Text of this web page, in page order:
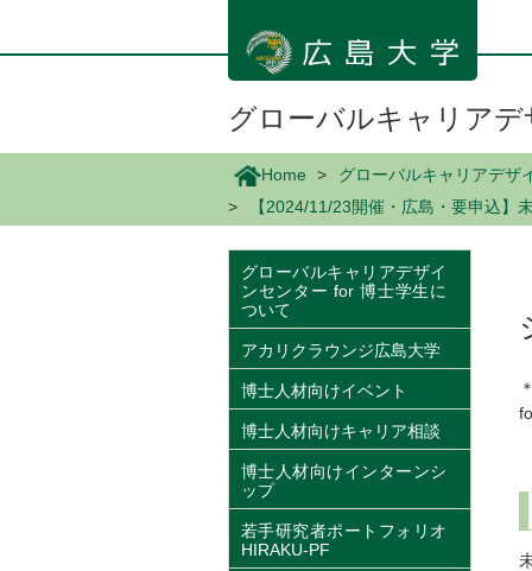
ン
グローバルキャリア
Home
グローバルキャリアデザ
【2024/11/23開催・広島・要申込】
グローバルキャリアデザイ
ンセンター for 博士学生に
ついて
アカリクラウンジ広島大学
博士人材向けイベント
博士人材向けキャリア相談
博士人材向けインターンシ
ップ
若手研究者ポートフォリオ
HIRAKU-PF